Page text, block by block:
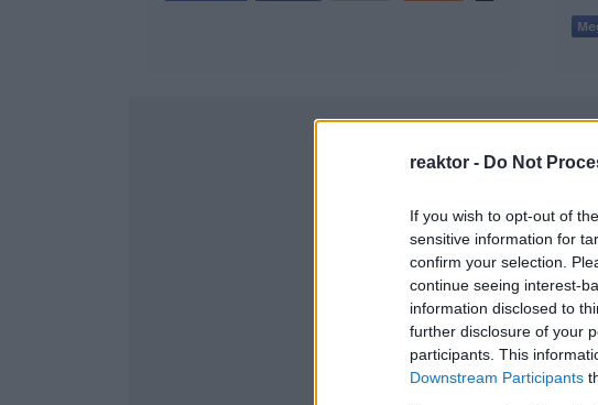
reaktor - Do Not
If you wish to opt-out of
sensitive information for
confirm your selection.
continue seeing interest-
information disclosed to
further disclosure of your
participants. This
Downstream Participants